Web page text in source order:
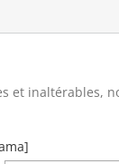
et inaltérables,